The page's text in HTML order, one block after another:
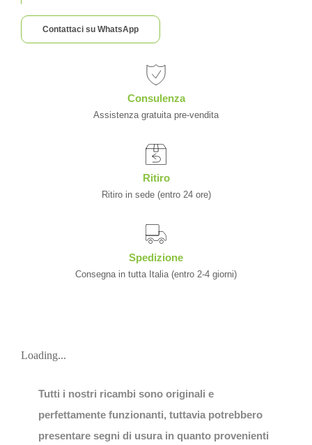
Contattaci su WhatsApp
Consulenza
Assistenza gratuita pre-vendita
Ritiro
Ritiro in sede (entro 24 ore)
Spedizione
Consegna in tutta Italia (entro 2-4 giorni)
Loading...
Tutti i nostri ricambi sono originali e
perfettamente funzionanti, tuttavia potrebbero
presentare segni di usura in quanto provenienti